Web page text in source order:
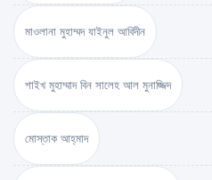
মাওলানা মুহাম্মদ যাইনুল আবিদীন
শাইখ মুহাম্মাদ বিন সালেহ আল মুনাজ্জিদ
মোস্তাক আহ্‌মাদ